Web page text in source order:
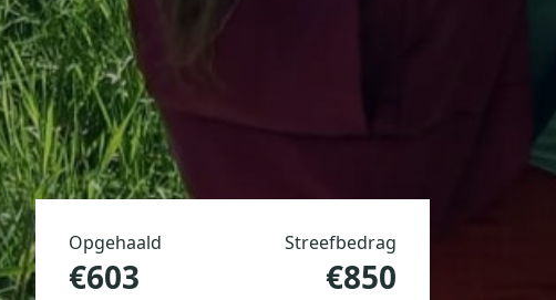
Opgehaald
€603
Streefbedrag
€850